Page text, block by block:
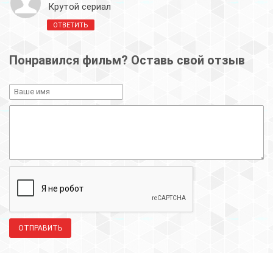
Крутой сериал
ОТВЕТИТЬ
Понравился фильм? Оставь свой отзыв
ОТПРАВИТЬ